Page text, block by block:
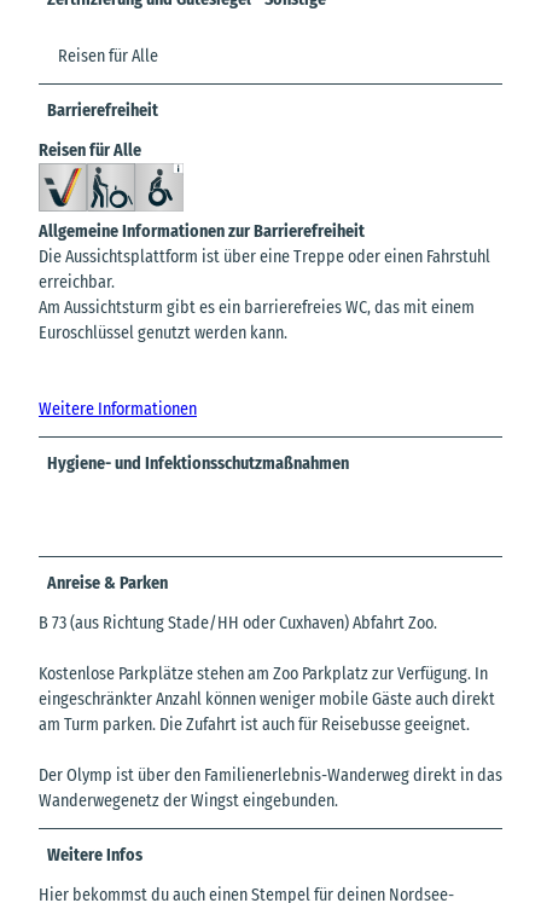
Reisen für Alle
Barrierefreiheit
Reisen für Alle
Allgemeine Informationen zur Barrierefreiheit
Die Aussichtsplattform ist über eine Treppe oder einen Fahrstuhl
erreichbar.
Am Aussichtsturm gibt es ein barrierefreies WC, das mit einem
Euroschlüssel genutzt werden kann.
Weitere Informationen
Hygiene- und Infektionsschutzmaßnahmen
Anreise & Parken
B 73 (aus Richtung Stade/HH oder Cuxhaven) Abfahrt Zoo.
Kostenlose Parkplätze stehen am Zoo Parkplatz zur Verfügung. In
eingeschränkter Anzahl können weniger mobile Gäste auch direkt
am Turm parken. Die Zufahrt ist auch für Reisebusse geeignet.
Der Olymp ist über den Familienerlebnis-Wanderweg direkt in das
Wanderwegenetz der Wingst eingebunden.
Weitere Infos
Hier bekommst du auch einen Stempel für deinen Nordsee-